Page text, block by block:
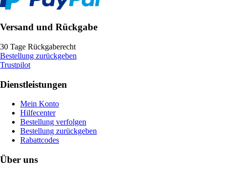
Versand und Rückgabe
30 Tage Rückgaberecht
Bestellung zurückgeben
Trustpilot
Dienstleistungen
Mein Konto
Hilfecenter
Bestellung verfolgen
Bestellung zurückgeben
Rabattcodes
Über uns